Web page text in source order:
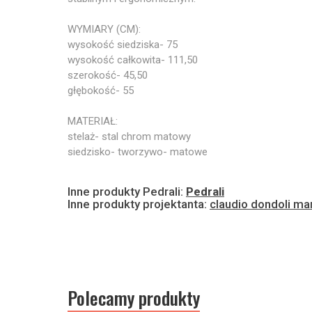
WYMIARY (CM):
wysokość siedziska- 75
wysokość całkowita- 111,50
szerokość- 45,50
głębokość- 55
MATERIAŁ:
stelaż- stal chrom matowy
siedzisko- tworzywo- matowe
Inne produkty Pedrali: Pedrali
Inne produkty projektanta: claudio dondoli
Polecamy produkty